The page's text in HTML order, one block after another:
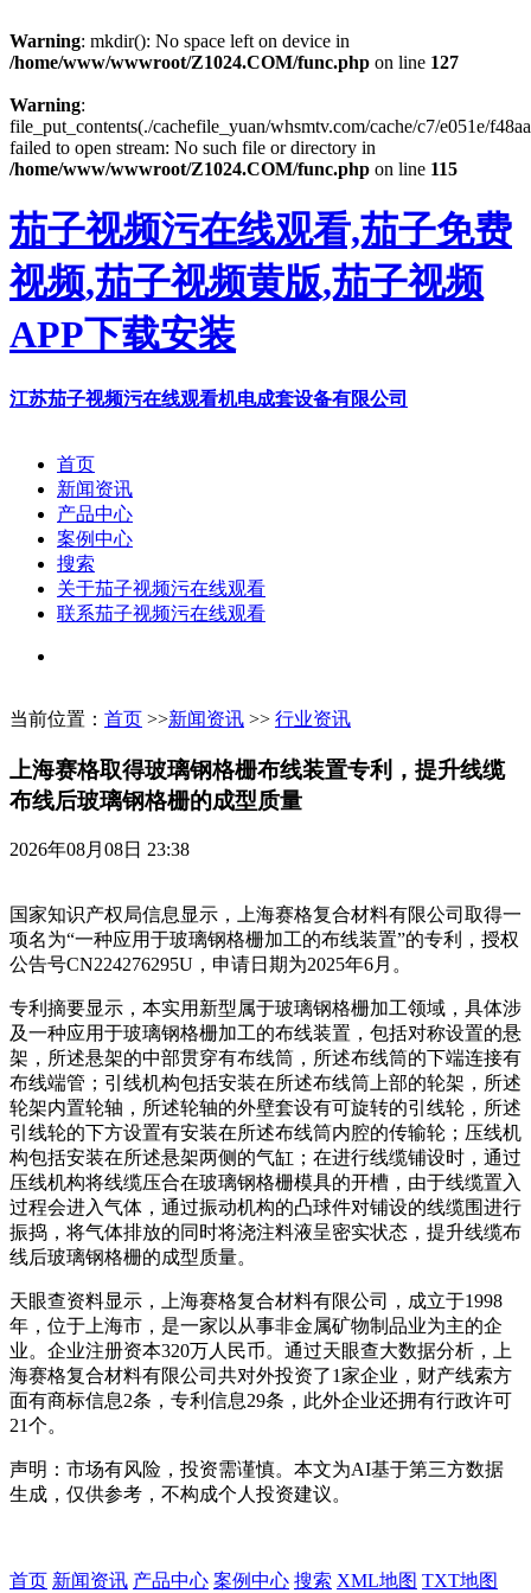
Warning: mkdir(): No space left on device in
/home/www/wwwroot/Z1024.COM/func.php on line 127
Warning:
file_put_contents(./cachefile_yuan/whsmtv.com/cache/c7/e051e/
failed to open stream: No such file or directory in
/home/www/wwwroot/Z1024.COM/func.php on line 115
茄子视频污在线观看,茄子免费
视频,茄子视频黄版,茄子视频
APP下载安装
江苏茄子视频污在线观看机电成套设备有限公司
首页
新闻资讯
产品中心
案例中心
搜索
关于茄子视频污在线观看
联系茄子视频污在线观看
当前位置： 首页 >>新闻资讯 >> 行业资讯
上海赛格取得玻璃钢格栅布线装置专利，提升线缆
布线后玻璃钢格栅的成型质量
2026年08月08日 23:38
国家知识产权局信息显示，上海赛格复合材料有限公司取得一
项名为“一种应用于玻璃钢格栅加工的布线装置”的专利，授权
公告号CN224276295U，申请日期为2025年6月。
专利摘要显示，本实用新型属于玻璃钢格栅加工领域，具体涉
及一种应用于玻璃钢格栅加工的布线装置，包括对称设置的悬
架，所述悬架的中部贯穿有布线筒，所述布线筒的下端连接有
布线端管；引线机构包括安装在所述布线筒上部的轮架，所述
轮架内置轮轴，所述轮轴的外壁套设有可旋转的引线轮，所述
引线轮的下方设置有安装在所述布线筒内腔的传输轮；压线机
构包括安装在所述悬架两侧的气缸；在进行线缆铺设时，通过
压线机构将线缆压合在玻璃钢格栅模具的开槽，由于线缆置入
过程会进入气体，通过振动机构的凸球件对铺设的线缆围进行
振捣，将气体排放的同时将浇注料液呈密实状态，提升线缆布
线后玻璃钢格栅的成型质量。
天眼查资料显示，上海赛格复合材料有限公司，成立于1998
年，位于上海市，是一家以从事非金属矿物制品业为主的企
业。企业注册资本320万人民币。通过天眼查大数据分析，上
海赛格复合材料有限公司共对外投资了1家企业，财产线索方
面有商标信息2条，专利信息29条，此外企业还拥有行政许可
21个。
声明：市场有风险，投资需谨慎。本文为AI基于第三方数据
生成，仅供参考，不构成个人投资建议。
首页 新闻资讯 产品中心 案例中心 搜索 XML地图 TXT地图